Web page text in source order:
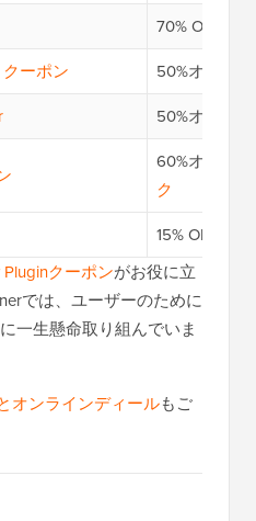
70% OFF —
ーポン
50%オフ —
50%オフ —
60%オフ —
ク
15% OFF —
クーポンがお役に立
では、ユーザーのために
一生懸命取り組んでいま
オンラインディールもご